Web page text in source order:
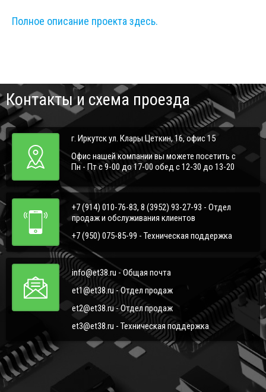
Полное описание проекта здесь.
Контакты и схема проезда
г. Иркутск ул. Клары Цеткин, 16, офис 15
Офис нашей компании вы можете посетить с
Пн - Пт с 9-00 до 17-00 обед с 12-30 до 13-20
+7 (914) 010-76-83, 8 (3952) 93-27-93 - Отдел
продаж и обслуживания клиентов
+7 (950) 075-85-99 - Техническая поддержка
info@et38.ru - Общая почта
et1@et38.ru - Отдел продаж
et2@et38.ru - Отдел продаж
et3@et38.ru - Техническая поддержка